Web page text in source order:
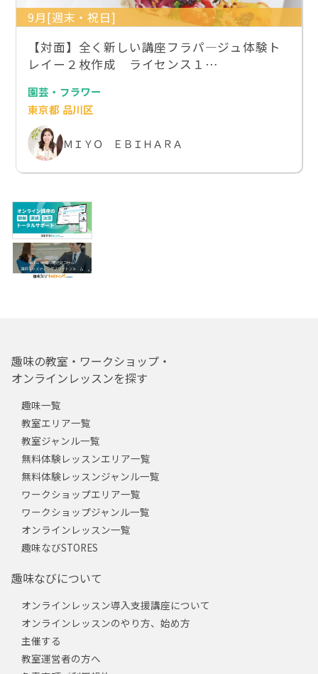
9月[週末・祝日]
【対面】全く新しい講座フラパ―ジュ体験ト
レイー２枚作成 ライセンス１…
園芸・フラワー
東京都 品川区
ＭＩＹＯ ＥＢＩＨＡＲＡ
趣味の教室・ワークショップ・
オンラインレッスンを探す
趣味一覧
教室エリア一覧
教室ジャンル一覧
無料体験レッスンエリア一覧
無料体験レッスンジャンル一覧
ワークショップエリア一覧
ワークショップジャンル一覧
オンラインレッスン一覧
趣味なびSTORES
趣味なびについて
オンラインレッスン導入支援講座について
オンラインレッスンのやり方、始め方
主催する
教室運営者の方へ